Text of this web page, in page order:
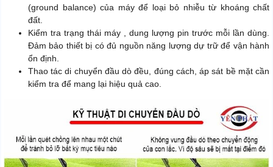
(ground balance) của máy để loại bỏ nhiễu từ khoáng chất
đất.
Kiểm tra trạng thái máy , dung lượng pin trước mỗi lần dùng.
Đảm bảo thiết bị có đủ nguồn năng lượng dự trữ để vận hành
ổn định.
Thao tác di chuyển đầu dò đều, đúng cách, áp sát bề mặt cần
kiểm tra để mang lại hiệu quả cao.